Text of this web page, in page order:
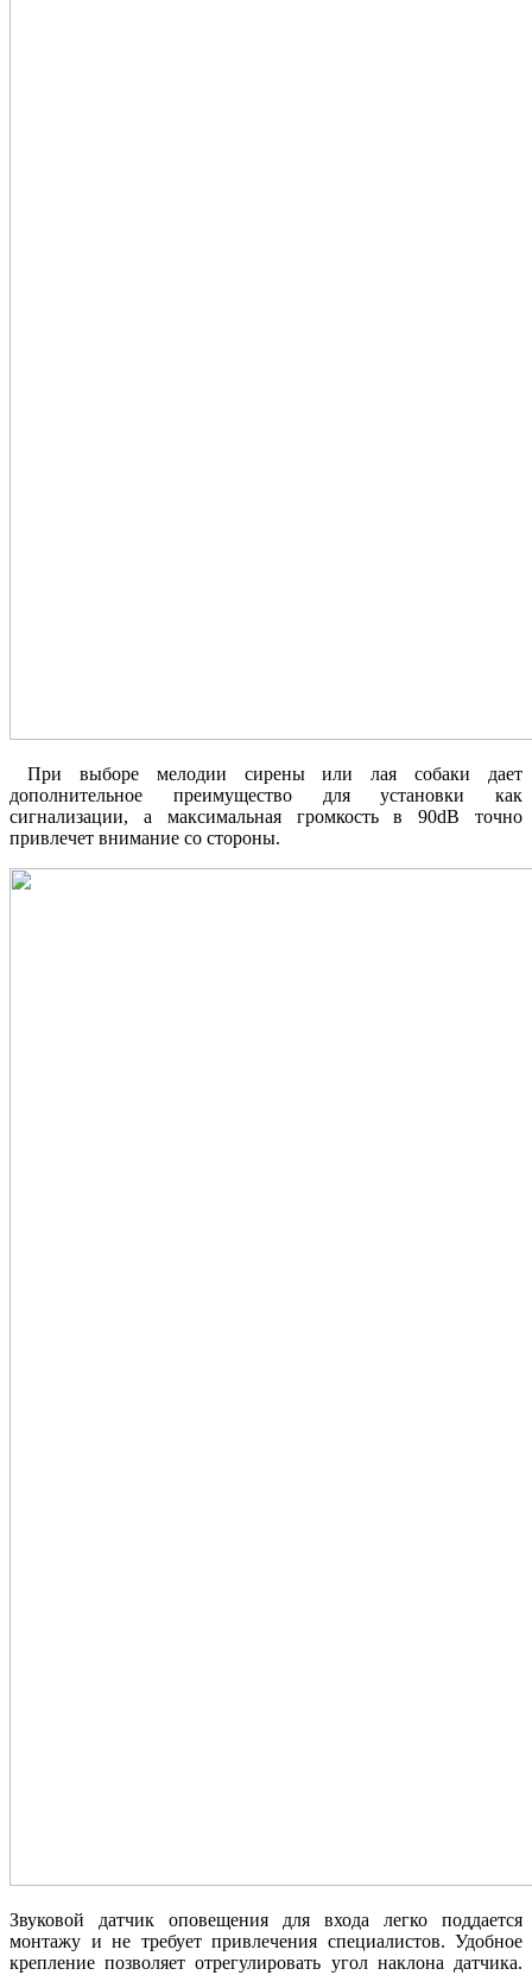
При выборе мелодии сирены или лая собаки дает
дополнительное преимущество для установки как
сигнализации, а максимальная громкость в 90dB точно
привлечет внимание со стороны.
Звуковой датчик оповещения для входа легко поддается
монтажу и не требует привлечения специалистов. Удобное
крепление позволяет отрегулировать угол наклона датчика.